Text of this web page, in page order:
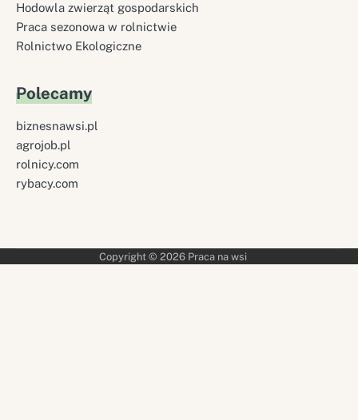
Hodowla zwierząt gospodarskich
Praca sezonowa w rolnictwie
Rolnictwo Ekologiczne
Polecamy
biznesnawsi.pl
agrojob.pl
rolnicy.com
rybacy.com
Copyright © 2026 Praca na wsi